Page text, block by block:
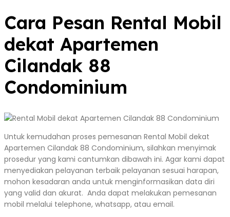
Cara Pesan Rental Mobil
dekat Apartemen
Cilandak 88
Condominium
Untuk kemudahan proses pemesanan Rental Mobil dekat
Apartemen Cilandak 88 Condominium, silahkan menyimak
prosedur yang kami cantumkan dibawah ini. Agar kami dapat
menyediakan pelayanan terbaik pelayanan sesuai harapan,
mohon kesadaran anda untuk menginformasikan data diri
yang valid dan akurat. Anda dapat melakukan pemesanan
mobil melalui telephone, whatsapp, atau email.